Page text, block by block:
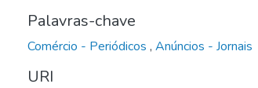
Palavras-chave
Comércio - Periódicos , Anúncios - Jornais
URI